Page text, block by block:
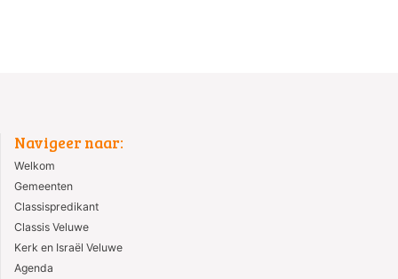
Navigeer naar:
Welkom
Gemeenten
Classispredikant
Classis Veluwe
Kerk en Israël Veluwe
Agenda